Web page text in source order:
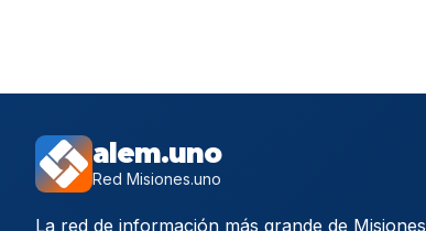
alem.uno
Red Misiones.uno
La red de información más grande de Misiones